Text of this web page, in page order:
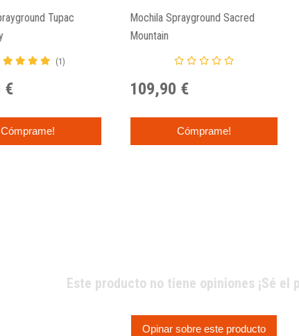
Tupac
(1)
€
Cómprame!
Mochila Sprayground Sacred
Mountain
109,90 €
Cómprame!
Este producto no tiene opiniones ¡Sé el
Opinar sobre este producto